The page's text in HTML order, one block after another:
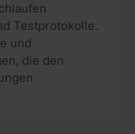
Testprotokolle.
und
die den